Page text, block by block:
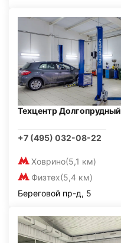
Техцентр Долгопрудный
+7 (495) 032-08-22
Ховрино(5,1 км)
Физтех(5,4 км)
Береговой пр-д, 5